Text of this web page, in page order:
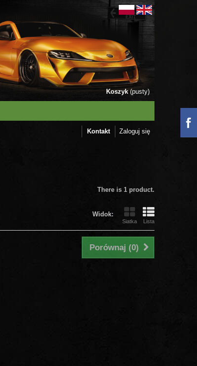
Koszyk (pusty)
Zaloguj się
Kontakt
There is 1 product.
Widok:
Siatka Lista
Porównaj (0)